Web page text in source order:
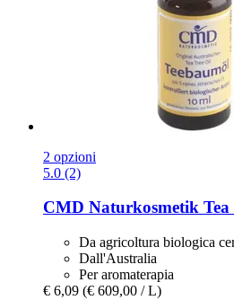
2 opzioni
5.0 (2)
CMD Naturkosmetik
Da agricoltura biologica
Dall'Australia
Per aromaterapia
€ 6,09 (€ 609,00 / L)